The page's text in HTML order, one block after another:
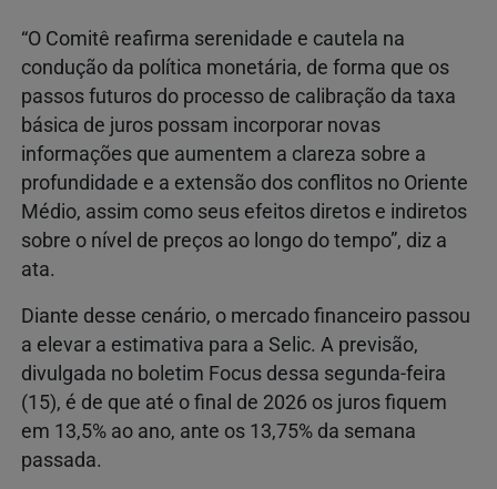
“O Comitê reafirma serenidade e cautela na
condução da política monetária, de forma que os
passos futuros do processo de calibração da taxa
básica de juros possam incorporar novas
informações que aumentem a clareza sobre a
profundidade e a extensão dos conflitos no Oriente
Médio, assim como seus efeitos diretos e indiretos
sobre o nível de preços ao longo do tempo”, diz a
ata.
Diante desse cenário, o mercado financeiro passou
a elevar a estimativa para a Selic. A previsão,
divulgada no boletim Focus dessa segunda-feira
(15), é de que até o final de 2026 os juros fiquem
em 13,5% ao ano, ante os 13,75% da semana
passada.